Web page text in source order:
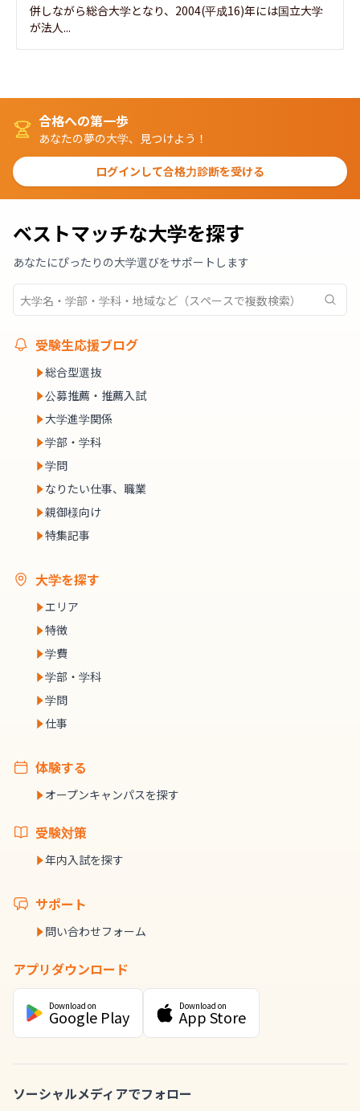
併しながら総合大学となり、2004(平成16)年には国立大学
が法人...
合格への第一歩
あなたの夢の大学、見つけよう！
ログインして合格力診断を受ける
ベストマッチな大学を探す
あなたにぴったりの大学選びをサポートします
受験生応援ブログ
総合型選抜
公募推薦・推薦入試
大学進学関係
学部・学科
学問
なりたい仕事、職業
親御様向け
特集記事
大学を探す
エリア
特徴
学費
学部・学科
学問
仕事
体験する
オープンキャンパスを探す
受験対策
年内入試を探す
サポート
問い合わせフォーム
アプリダウンロード
Download on
Google Play
Download on
App Store
ソーシャルメディアでフォロー